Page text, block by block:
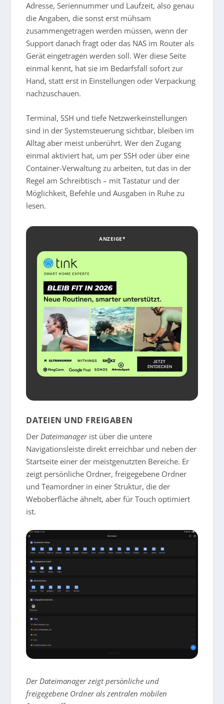
Adresse, Seriennummer und Laufzeit, also genau
die Angaben, die sonst erst mühsam
zusammengetragen werden müssen, wenn der
Support danach fragt oder das NAS im Router als
Gerät eingetragen werden soll. Wer diese Seite
einmal kennt, hat sie im Bedarfsfall sofort zur
Hand, statt erst in Einstellungen oder Verpackung
nachzuschauen.
Terminal, SSH und tiefe Netzwerkeinstellungen
sind in der Systemsteuerung sichtbar, bleiben im
Alltag aber meist unberührt. Wer den Zugang
einmal aktiviert hat, um per SSH oder über eine
Container-Verwaltung zu arbeiten, tut das in der
Regel am Schreibtisch – mit Tastatur und der
Möglichkeit, Befehle und Ausgaben in Ruhe zu
lesen.
ANZEIGE*
DATEIEN UND FREIGABEN
DerDateimanagerist über die untere
Navigationsleiste direkt erreichbar und neben der
Startseite einer der meistgenutzten Bereiche. Er
zeigt persönliche Ordner, freigegebene Ordner
und Teamordner in einer Struktur, die der
Weboberfläche ähnelt, aber für Touch optimiert
ist.
Der Dateimanager zeigt persönliche und
freigegebene Ordner als zentralen mobilen